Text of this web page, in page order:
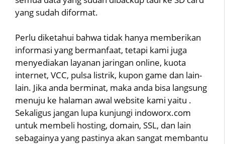
yang sudah diformat.
Perlu diketahui bahwa tidak hanya memberikan
informasi yang bermanfaat, tetapi kami juga
menyediakan layanan jaringan online, kuota
internet, VCC, pulsa listrik, kupon game dan lain-
lain. Jika anda berminat, maka anda bisa langsung
menuju ke halaman awal website kami yaitu .
Sekaligus jangan lupa kunjungi indoworx.com
untuk membeli hosting, domain, SSL, dan lain
sebagainya yang pastinya akan sangat membantu